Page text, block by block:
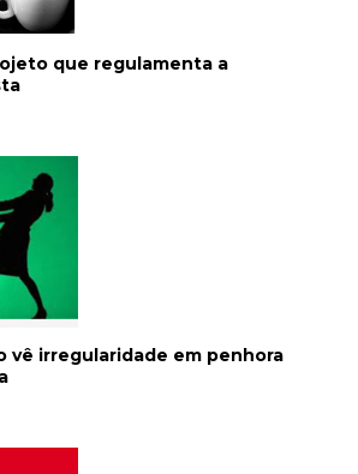
que regulamenta a
vê irregularidade em penhora